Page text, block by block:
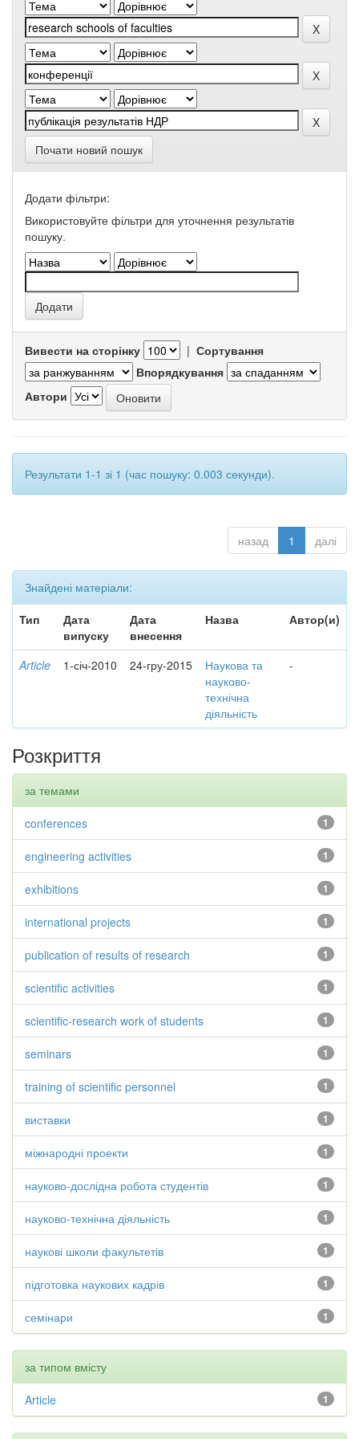
Почати новий пошук
Додати фільтри:
Використовуйте фільтри для уточнення результатів
пошуку.
Вивести на сторінку | Сортування
Впорядкування
Автори
Результати 1-1 зі 1 (час пошуку: 0.003 секунди).
назад 1 далі
Знайдені матеріали:
Тип
Дата
випуску
Дата
внесення
Назва Автор(и)
Article 1-січ-2010 24-гру-2015
Наукова та
науково-
технічна
діяльність
-
Розкриття
за темами
1
conferences
1
engineering activities
1
exhibitions
1
international projects
1
publication of results of research
1
scientific activities
1
scientific-research work of students
1
seminars
1
training of scientific personnel
1
виставки
1
міжнародні проекти
1
науково-дослідна робота студентів
1
науково-технічна діяльність
1
наукові школи факультетів
1
підготовка наукових кадрів
1
семінари
за типом вмісту
1
Article